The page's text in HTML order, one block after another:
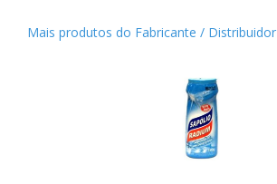
Mais produtos do Fabricante / Distribuidor